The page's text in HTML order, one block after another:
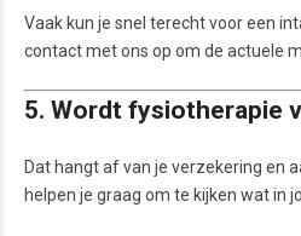
Vaak kun je snel terecht voor een
contact met ons op om de actuele
5. Wordt fysiotherapie
Dat hangt af van je verzekering en
helpen je graag om te kijken wat in